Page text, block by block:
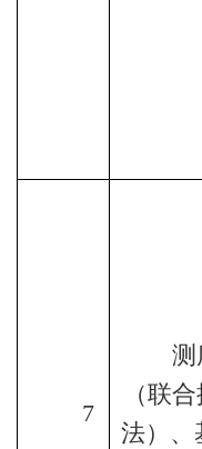
7
测
（联
法）、